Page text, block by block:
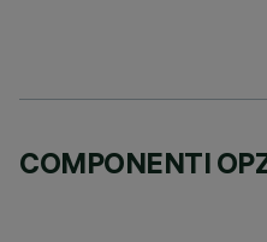
COMPONENTI